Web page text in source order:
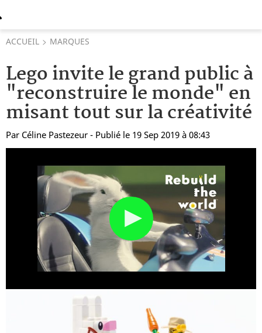
ACCUEIL MARQUES
Lego invite le grand public à
"reconstruire le monde" en
misant tout sur la créativité
Par Céline Pastezeur - Publié le 19 Sep 2019 à 08:43